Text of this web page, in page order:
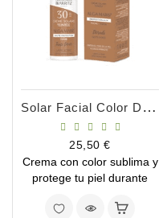
Solar Facial Color Dorado SPF50 50ml
Precio
25,50 €
Crema con color sublima y
protege tu piel durante